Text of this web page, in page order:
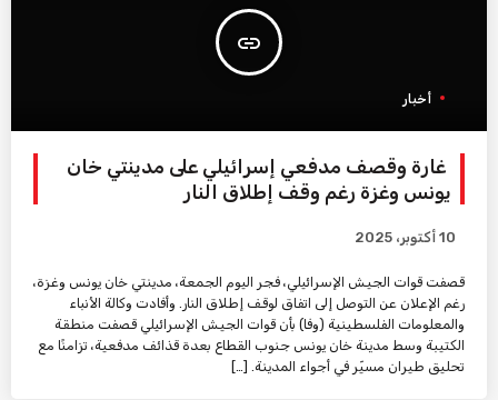
insert_link
أخبار
غارة وقصف مدفعي إسرائيلي على مدينتي خان
يونس وغزة رغم وقف إطلاق النار
10 أكتوبر، 2025
قصفت قوات الجيش الإسرائيلي، فجر اليوم الجمعة، مدينتي خان يونس وغزة،
رغم الإعلان عن التوصل إلى اتفاق لوقف إطلاق النار. وأفادت وكالة الأنباء
والمعلومات الفلسطينية (وفا) بأن قوات الجيش الإسرائيلي قصفت منطقة
الكتيبة وسط مدينة خان يونس جنوب القطاع بعدة قذائف مدفعية، تزامنًا مع
تحليق طيران مسيّر في أجواء المدينة. […]